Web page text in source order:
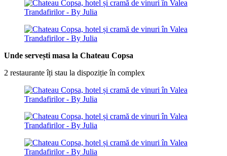
Unde servești masa la Chateau Copsa
2 restaurante îți stau la dispoziție în complex